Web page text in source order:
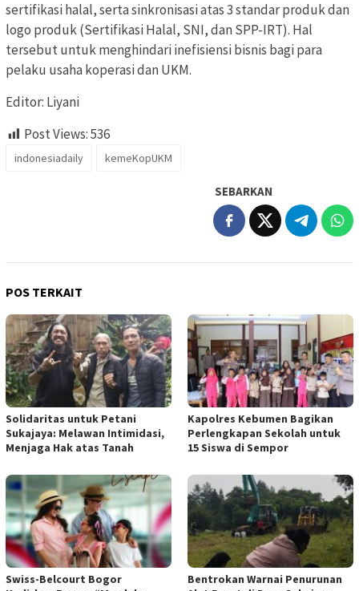
sertifikasi halal, serta sinkronisasi atas 3 standar produk dan
logo produk (Sertifikasi Halal, SNI, dan SPP-IRT). Hal
tersebut untuk menghindari inefisiensi bisnis bagi para
pelaku usaha koperasi dan UKM.
Editor: Liyani
Post Views:536
indonesiadaily kemeKopUKM
SEBARKAN
POS TERKAIT
Solidaritas untuk Petani
Sukajaya: Melawan Intimidasi,
Menjaga Hak atas Tanah
Kapolres Kebumen Bagikan
Perlengkapan Sekolah untuk
15 Siswa di Sempor
Swiss-Belcourt Bogor
Bentrokan Warnai Penurunan